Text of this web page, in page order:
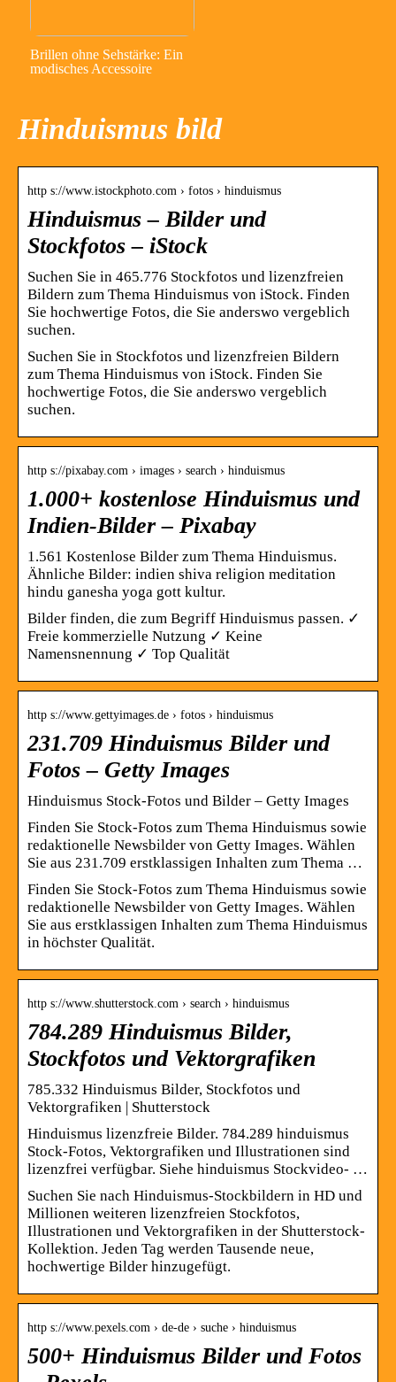
Brillen ohne Sehstärke: Ein
modisches Accessoire
Hinduismus bild
http s://www.istockphoto.com › fotos › hinduismus
Hinduismus – Bilder und
Stockfotos – iStock
Suchen Sie in 465.776 Stockfotos und lizenzfreien
Bildern zum Thema Hinduismus von iStock. Finden
Sie hochwertige Fotos, die Sie anderswo vergeblich
suchen.
Suchen Sie in Stockfotos und lizenzfreien Bildern
zum Thema Hinduismus von iStock. Finden Sie
hochwertige Fotos, die Sie anderswo vergeblich
suchen.
http s://pixabay.com › images › search › hinduismus
1.000+ kostenlose Hinduismus und
Indien-Bilder – Pixabay
1.561 Kostenlose Bilder zum Thema Hinduismus.
Ähnliche Bilder: indien shiva religion meditation
hindu ganesha yoga gott kultur.
Bilder finden, die zum Begriff Hinduismus passen. ✓
Freie kommerzielle Nutzung ✓ Keine
Namensnennung ✓ Top Qualität
http s://www.gettyimages.de › fotos › hinduismus
231.709 Hinduismus Bilder und
Fotos – Getty Images
Hinduismus Stock-Fotos und Bilder – Getty Images
Finden Sie Stock-Fotos zum Thema Hinduismus sowie
redaktionelle Newsbilder von Getty Images. Wählen
Sie aus 231.709 erstklassigen Inhalten zum Thema …
Finden Sie Stock-Fotos zum Thema Hinduismus sowie
redaktionelle Newsbilder von Getty Images. Wählen
Sie aus erstklassigen Inhalten zum Thema Hinduismus
in höchster Qualität.
http s://www.shutterstock.com › search › hinduismus
784.289 Hinduismus Bilder,
Stockfotos und Vektorgrafiken
785.332 Hinduismus Bilder, Stockfotos und
Vektorgrafiken | Shutterstock
Hinduismus lizenzfreie Bilder. 784.289 hinduismus
Stock-Fotos, Vektorgrafiken und Illustrationen sind
lizenzfrei verfügbar. Siehe hinduismus Stockvideo- …
Suchen Sie nach Hinduismus-Stockbildern in HD und
Millionen weiteren lizenzfreien Stockfotos,
Illustrationen und Vektorgrafiken in der Shutterstock-
Kollektion. Jeden Tag werden Tausende neue,
hochwertige Bilder hinzugefügt.
http s://www.pexels.com › de-de › suche › hinduismus
500+ Hinduismus Bilder und Fotos